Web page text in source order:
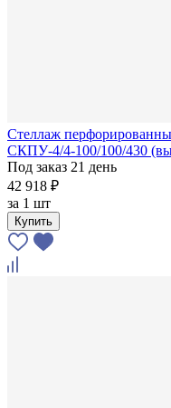
Стеллаж
СКПУ-4/4-100/100/430
Под заказ 21 день
42 918 ₽
за 1 шт
Купить